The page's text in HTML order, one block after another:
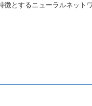
とするニューラルネットワ